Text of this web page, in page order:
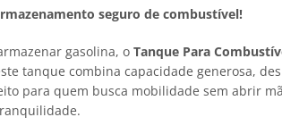
seguro de combustível!
gasolina, o Tanque Para
tanque combina capacidade generosa,
para quem busca mobilidade sem abrir